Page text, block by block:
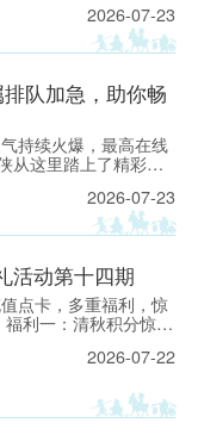
2026-07-23
队加急，助你畅
持续火爆，最高在线
从这里踏上了精彩的
自己的梦幻征程。
2026-07-23
活动第十四期
点卡，多重福利，惊
利一：清秋积分惊喜
围： 开服时间＞30天
2026-07-22